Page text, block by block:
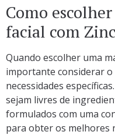
Como
facial com
Quando escolher uma
importante considerar o
necessidades
sejam livres de
formulados com uma
para obter os melhores